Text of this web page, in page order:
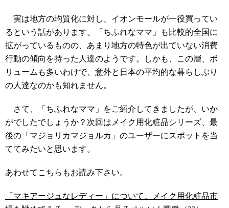
実は地方の均質化に対し、イオンモールが一役買ってい
るという話があります。「ちふれなママ」も比較的全国に
拡がっているものの、あまり地方の特色が出ていない消費
行動の傾向を持った人達のようです。しかも、この層、ボ
リュームも多いわけで、意外と日本の平均的な暮らしぶり
の人達なのかも知れません。
さて、「ちふれなママ」をご紹介してきましたが、いか
がでしたでしょうか？次回はメイク用化粧品シリーズ、最
後の「マジョリカマジョルカ」のユーザーにスポットを当
ててみたいと思います。
あわせてこちらもお読み下さい。
「マキアージュなレディー」について。メイク用化粧品市